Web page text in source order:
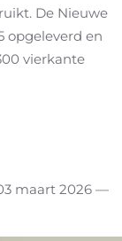
De Nieuwe
opgeleverd en
vierkante
maart 2026 —